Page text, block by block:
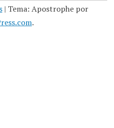
| Tema: Apostrophe por
.